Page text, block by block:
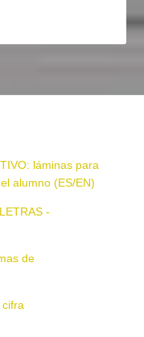
láminas para
alumno (ES/EN)
-
de